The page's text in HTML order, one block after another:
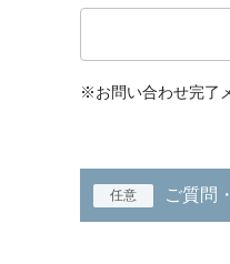
※お問い合わせ完了
任意 ご質問